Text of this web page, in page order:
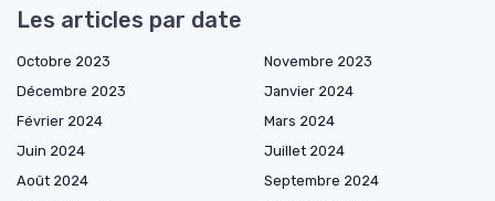
Les articles par date
Octobre 2023
Novembre 2023
Décembre 2023
Janvier 2024
Février 2024
Mars 2024
Juin 2024
Juillet 2024
Août 2024
Septembre 2024